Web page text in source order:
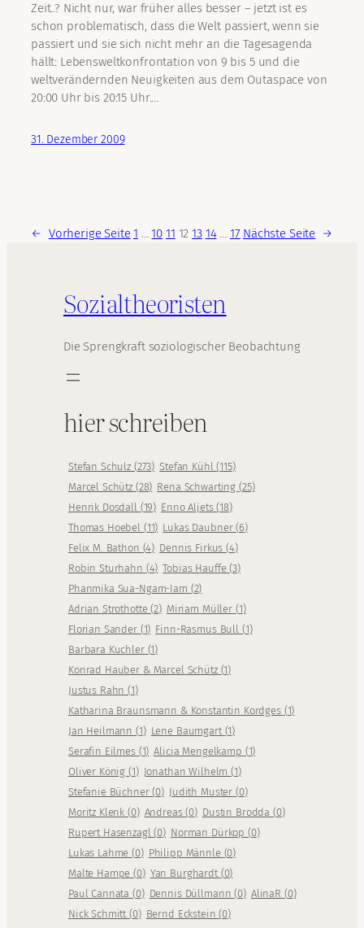
Zeit..? Nicht nur, war früher alles besser – jetzt ist es
schon problematisch, dass die Welt passiert, wenn sie
passiert und sie sich nicht mehr an die Tagesagenda
hällt: Lebensweltkonfrontation von 9 bis 5 und die
weltverändernden Neuigkeiten aus dem Outaspace von
20:00 Uhr bis 20:15 Uhr.…
31. Dezember 2009
← Vorherige Seite 1 … 10 11 12 13 14 … 17 Nächste Seite →
Sozialtheoristen
Die Sprengkraft soziologischer Beobachtung
hier schreiben
Stefan Schulz (273) Stefan Kühl(115)
Marcel Schütz (28) Rena Schwarting (25)
Henrik Dosdall (19) Enno Aljets(18)
Thomas Hoebel (11) Lukas Daubner(6)
Felix M. Bathon (4) Dennis Firkus(4)
Robin Sturhahn (4) Tobias Hauffe(3)
Phanmika Sua-Ngam-Iam (2)
Adrian Strothotte(2) Miriam Müller (1)
Florian Sander (1) Finn-Rasmus Bull (1)
Barbara Kuchler (1)
Konrad Hauber & Marcel Schütz (1)
Justus Rahn(1)
Katharina Braunsmann & Konstantin Kordges (1)
Jan Heilmann(1) Lene Baumgart (1)
Serafin Eilmes (1) Alicia Mengelkamp (1)
Oliver König(1) Jonathan Wilhelm(1)
Stefanie Büchner(0) Judith Muster (0)
Moritz Klenk(0) Andreas(0) Dustin Brodda (0)
Rupert Hasenzagl(0) Norman Dürkop (0)
Lukas Lahme(0) Philipp Männle (0)
Malte Hampe(0) Yan Burghardt (0)
Paul Cannata(0) Dennis Düllmann(0) AlinaR (0)
Nick Schmitt(0) Bernd Eckstein(0)